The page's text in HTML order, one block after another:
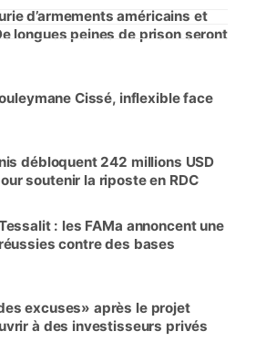
d’armements américains et
longues peines de prison seront
Cissé, inflexible face
débloquent 242 millions USD
soutenir la riposte en RDC
: les FAMa annoncent une
contre des bases
excuses» après le projet
à des investisseurs privés